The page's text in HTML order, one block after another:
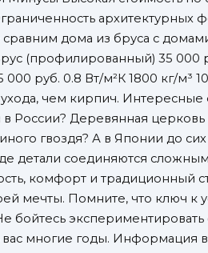
архитектурных
дома из бруса с
(профилированный) 35 000
руб. 0.8 Вт/м²К 1800 кг/м³
чем кирпич. Интересные
России? Деревянная
гвоздя? А в Японии до
детали соединяются
комфорт и традиционный
мечты. Помните, что ключ к
многие годы. Информация